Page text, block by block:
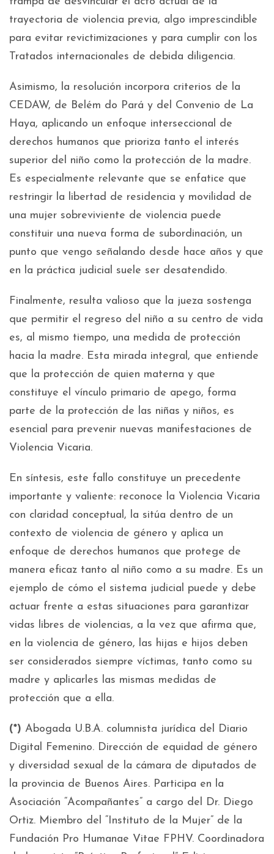
trayectoria de violencia previa, algo imprescindible
para evitar revictimizaciones y para cumplir con los
Tratados internacionales de debida diligencia.
Asimismo, la resolución incorpora criterios de la
CEDAW, de Belém do Pará y del Convenio de La
Haya, aplicando un enfoque interseccional de
derechos humanos que prioriza tanto el interés
superior del niño como la protección de la madre.
Es especialmente relevante que se enfatice que
restringir la libertad de residencia y movilidad de
una mujer sobreviviente de violencia puede
constituir una nueva forma de subordinación, un
punto que vengo señalando desde hace años y que
en la práctica judicial suele ser desatendido.
Finalmente, resulta valioso que la jueza sostenga
que permitir el regreso del niño a su centro de vida
es, al mismo tiempo, una medida de protección
hacia la madre. Esta mirada integral, que entiende
que la protección de quien materna y que
constituye el vínculo primario de apego, forma
parte de la protección de las niñas y niños, es
esencial para prevenir nuevas manifestaciones de
Violencia Vicaria.
En síntesis, este fallo constituye un precedente
importante y valiente: reconoce la Violencia Vicaria
con claridad conceptual, la sitúa dentro de un
contexto de violencia de género y aplica un
enfoque de derechos humanos que protege de
manera eficaz tanto al niño como a su madre. Es un
ejemplo de cómo el sistema judicial puede y debe
actuar frente a estas situaciones para garantizar
vidas libres de violencias, a la vez que afirma que,
en la violencia de género, las hijas e hijos deben
ser considerados siempre víctimas, tanto como su
madre y aplicarles las mismas medidas de
protección que a ella.
(*) Abogada U.B.A. columnista jurídica del Diario
Digital Femenino. Dirección de equidad de género
y diversidad sexual de la cámara de diputados de
la provincia de Buenos Aires. Participa en la
Asociación “Acompañantes” a cargo del Dr. Diego
Ortiz. Miembro del “Instituto de la Mujer” de la
Fundación Pro Humanae Vitae FPHV. Coordinadora